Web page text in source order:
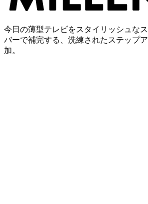
今日の薄型テレビをスタイリッシュな
バーで補完する、洗練されたステップ
加。